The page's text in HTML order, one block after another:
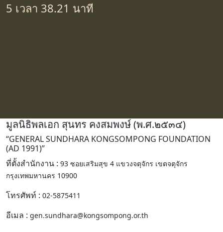
5 เวลา 38.21 นาที
มูลนิธิพลเอก สุนทร คงสมพงษ์ (พ.ศ.๒๕๓๔)
“GENERAL SUNDHARA KONGSOMPONG FOUNDATION
(AD 1991)”
ที่ตั้งสํานักงาน : 93 ซอยเสริมสุข 4 แขวงจตุจักร เขตจตุจักร
กรุงเทพมหานคร 10900
โทรศัพท์ : 02-5875411
อีเมล : gen.sundhara@kongsompong.or.th